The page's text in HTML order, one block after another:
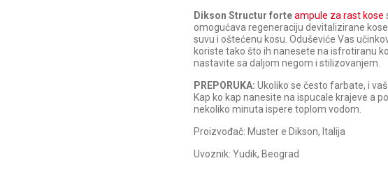
Dikson Structur forteampule za rast kose
omogućava regeneraciju devitalizirane
suvu i oštećenu kosu. Oduševiće Vas
koriste tako što ih nanesete na isfrotiranu
nastavite sa daljom negom i stilizovanjem.
PREPORUKA: Ukoliko se često farbate, i
Kap ko kap nanesite na ispucale krajeve a
nekoliko minuta ispere toplom vodom.
Proizvođač: Muster e Dikson, Italija
Uvoznik: Yudik, Beograd